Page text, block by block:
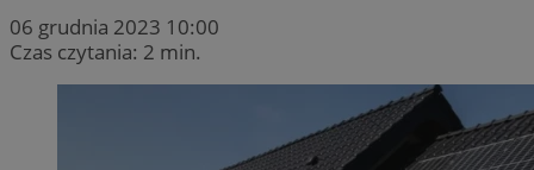
06 grudnia 2023 10:00
Czas czytania: 2 min.